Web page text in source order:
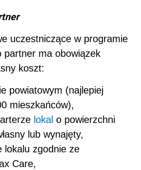
uczestniczące w programie
partner ma obowiązek
koszt:
powiatowym (najlepiej
mieszkańców),
lokal o powierzchni
lub wynajęty,
lokalu zgodnie ze
Care,